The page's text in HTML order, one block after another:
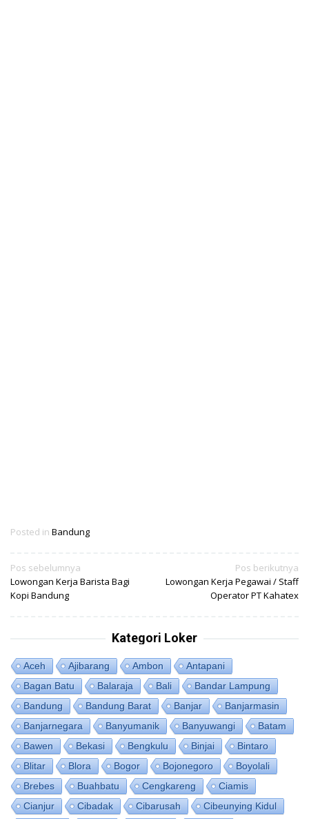
Posted in Bandung
Navigasi
pos
Pos sebelumnya
Lowongan Kerja Barista Bagi
Kopi Bandung
Pos berikutnya
Lowongan Kerja Pegawai / Staff
Operator PT Kahatex
Kategori Loker
Aceh Ajibarang Ambon
Antapani
Bagan Batu
Balaraja Bali
Bandar Lampung
Bandung
Bandung Barat Banjar
Banjarmasin
Banjarnegara
Banyumanik Banyuwangi
Batam
Bawen
Bekasi Bengkulu Binjai
Bintaro
Blitar
Blora Bogor Bojonegoro
Boyolali
Brebes
Buahbatu Cengkareng
Ciamis
Cianjur
Cibadak Cibarusah
Cibeunying Kidul